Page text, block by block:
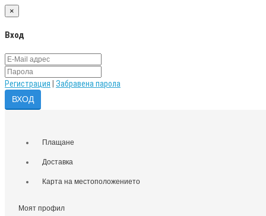
×
Вход
Регистрация Забравена парола
Плащане
Доставка
Карта на местоположението
Моят профил